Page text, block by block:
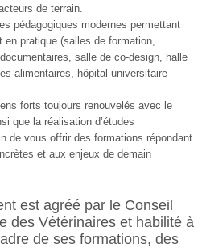
de terrain.
pédagogiques modernes permettant
pratique (salles de formation,
salle de co-design, halle
alimentaires, hôpital universitaire
forts toujours renouvelés avec le
que la réalisation d’études
de vous offrir des formations répondant
et aux enjeux de demain
est agréé par le Conseil
des Vétérinaires et habilité à
de ses formations, des